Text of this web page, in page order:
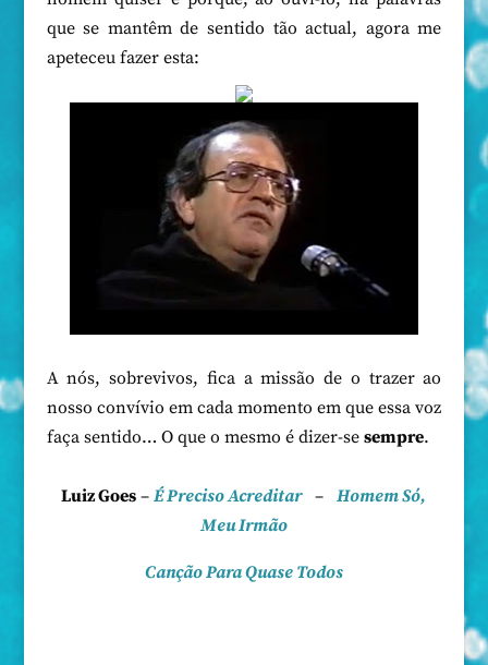
que se mantêm de sentido tão actual, agora me
apeteceu fazer esta:
A nós, sobrevivos, fica a missão de o trazer ao
nosso convívio em cada momento em que essa voz
faça sentido… O que o mesmo é dizer-se sempre.
Luiz Goes –É Preciso Acreditar–Homem Só,
Meu Irmão
Canção Para Quase Todos